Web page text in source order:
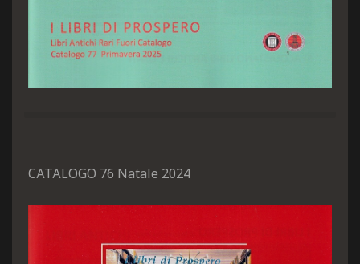
CATALOGO 76 Natale 2024